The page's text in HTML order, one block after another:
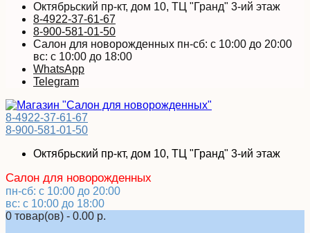
Октябрьский пр-кт, дом 10, ТЦ "Гранд" 3-ий этаж
8-4922-37-61-67
8-900-581-01-50
Салон для новорожденных пн-сб: с 10:00 до 20:00
вс: с 10:00 до 18:00
WhatsApp
Telegram
8-4922-37-61-67
8-900-581-01-50
Октябрьский пр-кт, дом 10, ТЦ "Гранд" 3-ий этаж
Салон для новорожденных
пн-сб: с 10:00 до 20:00
вс: с 10:00 до 18:00
0 товар(ов) - 0.00 р.